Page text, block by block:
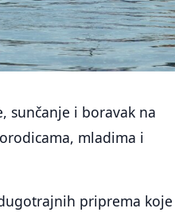
sunčanje i boravak na
mladima i
priprema